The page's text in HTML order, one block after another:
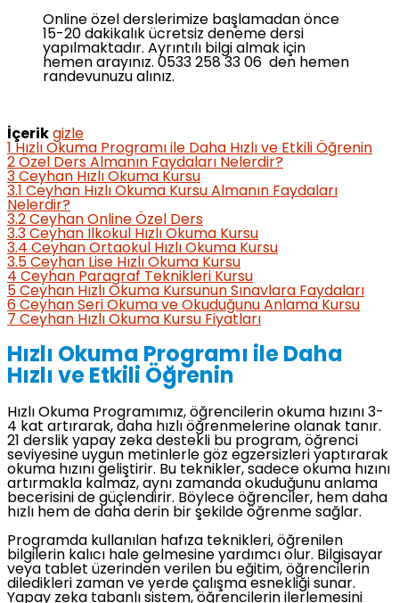
Online özel derslerimize başlamadan önce
15-20 dakikalık ücretsiz deneme dersi
yapılmaktadır. Ayrıntılı bilgi almak için
hemen arayınız. 0533 258 33 06 den hemen
randevunuzu alınız.
İçerik gizle
Hızlı Okuma Programı ile Daha Hızlı ve Etkili Öğrenin
2 Özel Ders Almanın Faydaları Nelerdir?
3 Ceyhan Hızlı Okuma Kursu
3.1
Ceyhan Hızlı Okuma Kursu Almanın Faydaları
Nelerdir?
3.2 Ceyhan Online Özel Ders
3.3 Ceyhan İlkokul Hızlı Okuma Kursu
3.4 Ceyhan Ortaokul Hızlı Okuma Kursu
3.5 Ceyhan Lise Hızlı Okuma Kursu
4 Ceyhan Paragraf Teknikleri Kursu
5 Ceyhan Hızlı Okuma Kursunun Sınavlara Faydaları
6 Ceyhan Seri Okuma ve Okuduğunu Anlama Kursu
7 Ceyhan Hızlı Okuma Kursu Fiyatları
Hızlı Okuma Programı ile Daha
Hızlı ve Etkili Öğrenin
Hızlı Okuma Programımız, öğrencilerin okuma hızını 3-
4 kat artırarak, daha hızlı öğrenmelerine olanak tanır.
21 derslik yapay zeka destekli bu program, öğrenci
seviyesine uygun metinlerle göz egzersizleri yaptırarak
okuma hızını geliştirir. Bu teknikler, sadece okuma hızını
artırmakla kalmaz, aynı zamanda okuduğunu anlama
becerisini de güçlendirir. Böylece öğrenciler, hem daha
hızlı hem de daha derin bir şekilde öğrenme sağlar.
Programda kullanılan hafıza teknikleri, öğrenilen
bilgilerin kalıcı hale gelmesine yardımcı olur. Bilgisayar
veya tablet üzerinden verilen bu eğitim, öğrencilerin
diledikleri zaman ve yerde çalışma esnekliği sunar.
Yapay zeka tabanlı sistem, öğrencilerin ilerlemesini